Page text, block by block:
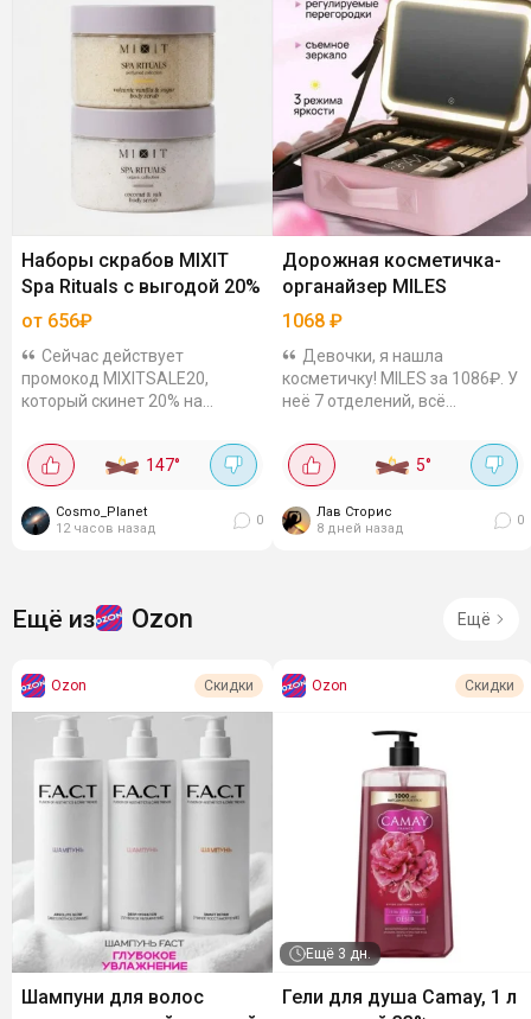
Наборы скрабов MIXIT
Spa Rituals с выгодой 20%
от 656₽
Сейчас действует
промокод MIXITSALE20,
который скинет 20% на
тела: "Теплая ваниль" и
"Сливочный кокос", по 300 гр
за 656₽. Бережно...
147°
Cosmo_Planet
12 часов назад
0
Дорожная косметичка-
органайзер MILES
1068 ₽
Девочки, я нашла
косметичку! MILES за 1086₽. У
неё 7 отделений, всё
можно убрать или
переставить - под себя
настроить. Зеркало с
подсветкой -...
5°
Лав Сторис
8 дней назад
0
Ещё из Ozon Ещё
Ozon Скидки
Шампуни для волос
Ozon Скидки
Ещё 3 дн.
Гели для душа Camay, 1 л